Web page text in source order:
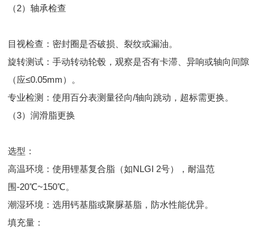
（2）轴承检查
目视检查：密封圈是否破损、裂纹或漏油。
旋转测试：手动转动轮毂，观察是否有卡滞、异响或轴向间隙
（应≤0.05mm）。
专业检测：使用百分表测量径向/轴向跳动，超标需更换。
（3）润滑脂更换
选型：
高温环境：使用锂基复合脂（如NLGI 2号），耐温范
围-20℃~150℃。
潮湿环境：选用钙基脂或聚脲基脂，防水性能优异。
填充量：